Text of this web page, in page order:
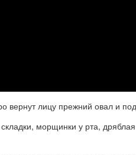
лицу прежний овал и
морщинки у рта,